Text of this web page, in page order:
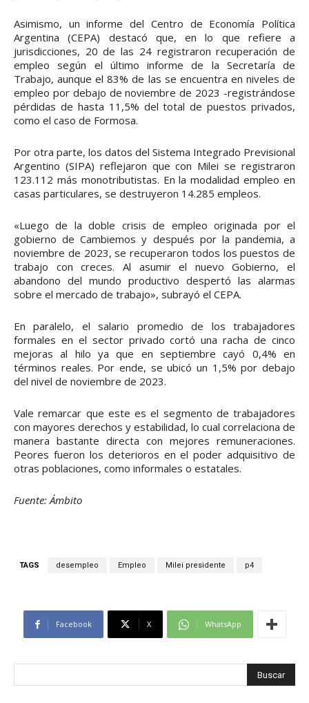
Asimismo, un informe del Centro de Economía Política
Argentina (CEPA) destacó que, en lo que refiere a
jurisdicciones, 20 de las 24 registraron recuperación de
empleo según el último informe de la Secretaría de
Trabajo, aunque el 83% de las se encuentra en niveles de
empleo por debajo de noviembre de 2023 -registrándose
pérdidas de hasta 11,5% del total de puestos privados,
como el caso de Formosa.
Por otra parte, los datos del Sistema Integrado Previsional
Argentino (SIPA) reflejaron que con Milei se registraron
123.112 más monotributistas. En la modalidad empleo en
casas particulares, se destruyeron 14.285 empleos.
«Luego de la doble crisis de empleo originada por el
gobierno de Cambiemos y después por la pandemia, a
noviembre de 2023, se recuperaron todos los puestos de
trabajo con creces. Al asumir el nuevo Gobierno, el
abandono del mundo productivo despertó las alarmas
sobre el mercado de trabajo», subrayó el CEPA.
En paralelo, el salario promedio de los trabajadores
formales en el sector privado cortó una racha de cinco
mejoras al hilo ya que en septiembre cayó 0,4% en
términos reales. Por ende, se ubicó un 1,5% por debajo
del nivel de noviembre de 2023.
Vale remarcar que este es el segmento de trabajadores
con mayores derechos y estabilidad, lo cual correlaciona de
manera bastante directa con mejores remuneraciones.
Peores fueron los deterioros en el poder adquisitivo de
otras poblaciones, como informales o estatales.
Fuente: Ámbito
TAGS desempleo Empleo Milei presidente p4
Facebook X WhatsApp